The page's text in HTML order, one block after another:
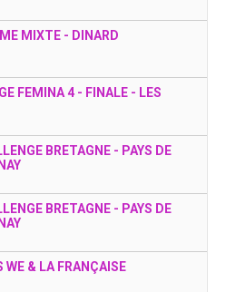
MIXTE - DINARD
FEMINA 4 - FINALE - LES
BRETAGNE - PAYS DE
BRETAGNE - PAYS DE
& LA FRANÇAISE